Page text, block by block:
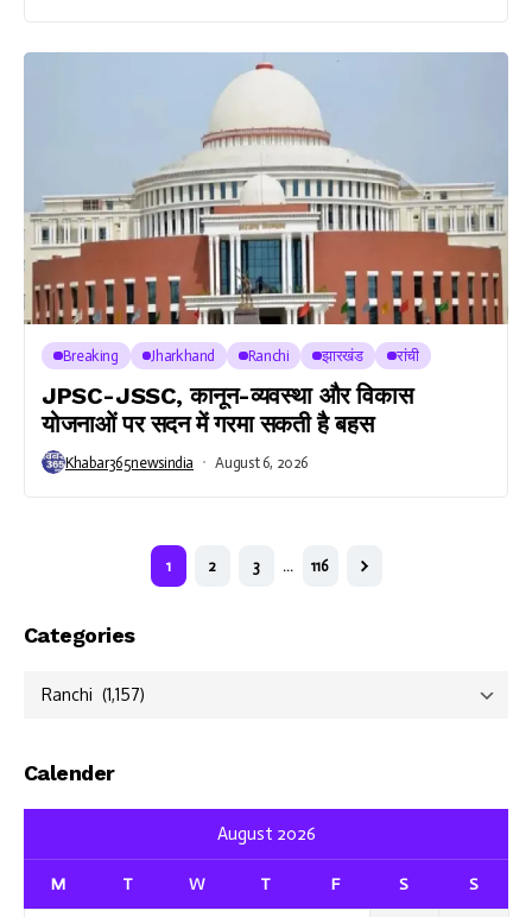
Breaking Jharkhand Ranchi झारखंड रांची
JPSC-JSSC, कानून-व्यवस्था और विकास
योजनाओं पर सदन में गरमा सकती है बहस
Khabar365newsindia August 6, 2026
1 2 3 … 116
Categories
Categories
Calender
August 2026
M T W T F S S